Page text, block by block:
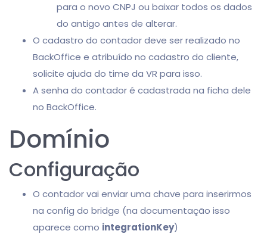
para o novo CNPJ ou baixar todos os dados
do antigo antes de alterar.
O cadastro do contador deve ser realizado no
BackOffice e atribuído no cadastro do cliente,
solicite ajuda do time da VR para isso.
A senha do contador é cadastrada na ficha dele
no BackOffice.
Domínio
Configuração
O contador vai enviar uma chave para inserirmos
na config do bridge (na documentação isso
aparece como integrationKey)